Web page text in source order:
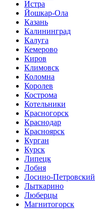
Истра
Йошкар-Ола
Казань
Калининград
Калуга
Кемерово
Киров
Климовск
Коломна
Королев
Кострома
Котельники
Красногорск
Краснодар
Красноярск
Курган
Курск
Липецк
Лобня
Лосино-Петровский
Лыткарино
Люберцы
Магнитогорск